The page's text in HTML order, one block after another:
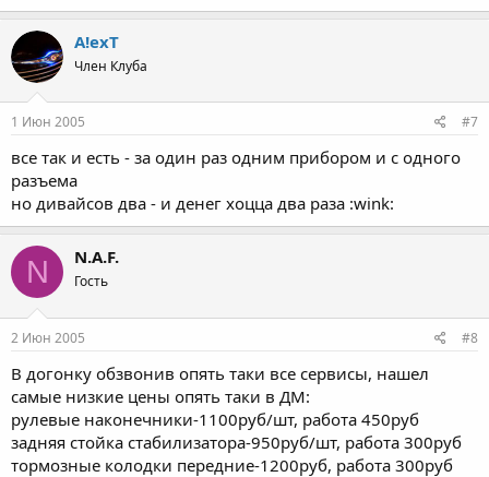
A!exT
Член Клуба
1 Июн 2005 #7
все так и есть - за один раз одним прибором и с одного
разъема
но дивайсов два - и денег хоцца два раза :wink:
N N.A.F.
Гость
2 Июн 2005 #8
В догонку обзвонив опять таки все сервисы, нашел
самые низкие цены опять таки в ДМ:
рулевые наконечники-1100руб/шт, работа 450руб
задняя стойка стабилизатора-950руб/шт, работа 300руб
тормозные колодки передние-1200руб, работа 300руб